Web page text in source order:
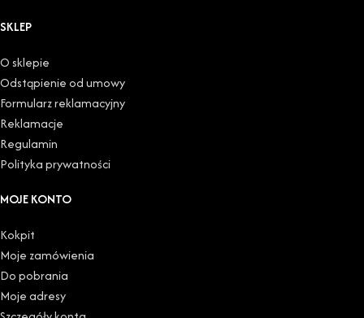
SKLEP
O sklepie
Odstąpienie od umowy
Formularz reklamacyjny
Reklamacje
Regulamin
Polityka prywatności
MOJE KONTO
Kokpit
Moje zamówienia
Do pobrania
Moje adresy